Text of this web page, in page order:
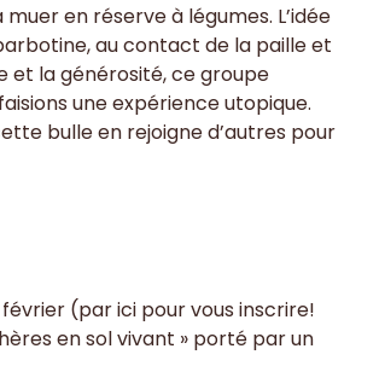
en réserve à légumes. L’idée
au contact de la paille et
et la générosité, ce groupe
une expérience utopique.
bulle en rejoigne d’autres pour
(par ici pour vous inscrire!
en sol vivant » porté par un